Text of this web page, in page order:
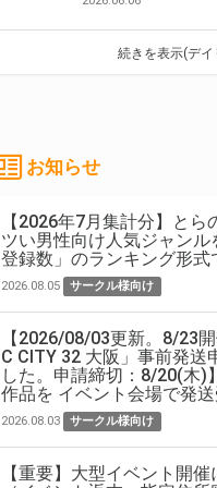
続きを表示(デイ
お知らせ
【2026年7月集計分】とら
ツい男性向け人気ジャンル
登録数」のランキング形式
2026.08.05 サークル様向け
【2026/08/03更新。8/23
C CITY 32 大阪」事前発送
した。申請締切：8/20(木)
作品を イベント会場で発送
2026.08.03 サークル様向け
【重要】大型イベント開